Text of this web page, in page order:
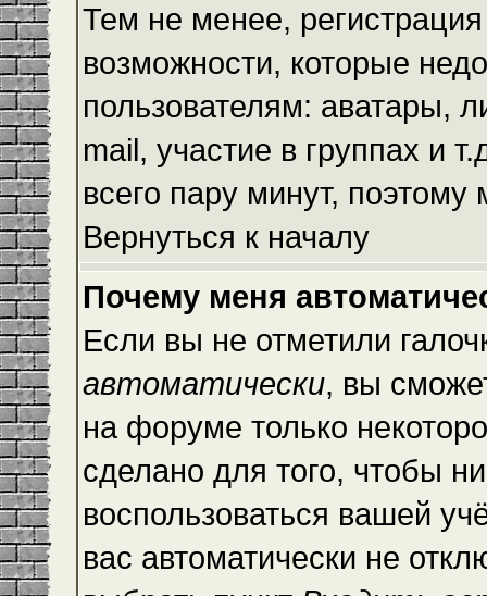
Тем не менее,
возможности, которые
пользователям: аватары,
mail, участие в группах и
всего пару минут,
Вернуться к началу
Почему меня
Если вы не отметили
автоматически, вы
на форуме только
сделано для того, чтобы
воспользоваться вашей
вас автоматически не